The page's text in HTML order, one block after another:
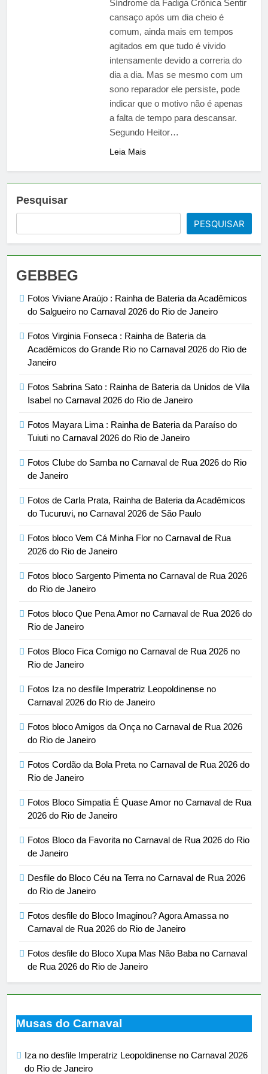
Síndrome da Fadiga Crônica Sentir
cansaço após um dia cheio é
comum, ainda mais em tempos
agitados em que tudo é vivido
intensamente devido a correria do
dia a dia. Mas se mesmo com um
sono reparador ele persiste, pode
indicar que o motivo não é apenas
a falta de tempo para descansar.
Segundo Heitor…
Leia Mais
Pesquisar
PESQUISAR
GEBBEG
Fotos Viviane Araújo : Rainha de Bateria da Acadêmicos
do Salgueiro no Carnaval 2026 do Rio de Janeiro
Fotos Virginia Fonseca : Rainha de Bateria da
Acadêmicos do Grande Rio no Carnaval 2026 do Rio de
Janeiro
Fotos Sabrina Sato : Rainha de Bateria da Unidos de Vila
Isabel no Carnaval 2026 do Rio de Janeiro
Fotos Mayara Lima : Rainha de Bateria da Paraíso do
Tuiuti no Carnaval 2026 do Rio de Janeiro
Fotos Clube do Samba no Carnaval de Rua 2026 do Rio
de Janeiro
Fotos de Carla Prata, Rainha de Bateria da Acadêmicos
do Tucuruvi, no Carnaval 2026 de São Paulo
Fotos bloco Vem Cá Minha Flor no Carnaval de Rua
2026 do Rio de Janeiro
Fotos bloco Sargento Pimenta no Carnaval de Rua 2026
do Rio de Janeiro
Fotos bloco Que Pena Amor no Carnaval de Rua 2026 do
Rio de Janeiro
Fotos Bloco Fica Comigo no Carnaval de Rua 2026 no
Rio de Janeiro
Fotos Iza no desfile Imperatriz Leopoldinense no
Carnaval 2026 do Rio de Janeiro
Fotos bloco Amigos da Onça no Carnaval de Rua 2026
do Rio de Janeiro
Fotos Cordão da Bola Preta no Carnaval de Rua 2026 do
Rio de Janeiro
Fotos Bloco Simpatia É Quase Amor no Carnaval de Rua
2026 do Rio de Janeiro
Fotos Bloco da Favorita no Carnaval de Rua 2026 do Rio
de Janeiro
Desfile do Bloco Céu na Terra no Carnaval de Rua 2026
do Rio de Janeiro
Fotos desfile do Bloco Imaginou? Agora Amassa no
Carnaval de Rua 2026 do Rio de Janeiro
Fotos desfile do Bloco Xupa Mas Não Baba no Carnaval
de Rua 2026 do Rio de Janeiro
Musas do Carnaval
Iza no desfile Imperatriz Leopoldinense no Carnaval 2026
do Rio de Janeiro